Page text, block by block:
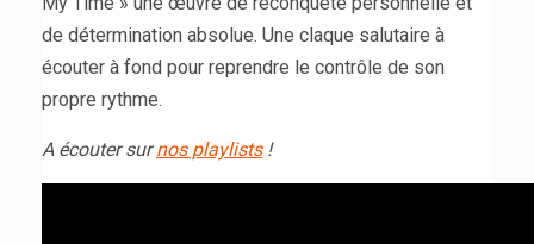
de détermination absolue. Une claque salutaire à
écouter à fond pour reprendre le contrôle de son
propre rythme.
A écouter surnos playlists!